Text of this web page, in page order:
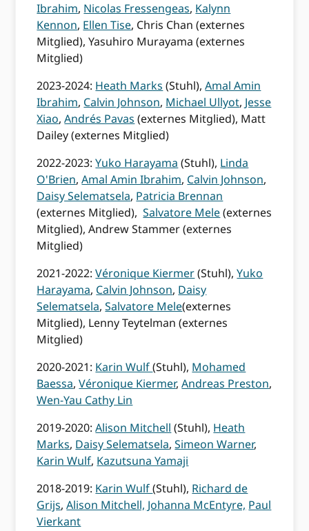
Ibrahim, Nicolas Fressengeas, Kalynn
Kennon, Ellen Tise, Chris Chan (externes
Mitglied), Yasuhiro Murayama (externes
Mitglied)
2023-2024: Heath Marks (Stuhl),Amal Amin
Ibrahim, Calvin Johnson, Michael Ullyot, Jesse
Xiao,Andrés Pavas (externes Mitglied), Matt
Dailey (externes Mitglied)
2022-2023:Yuko Harayama (Stuhl), Linda
O'Brien,Amal Amin Ibrahim, Calvin Johnson,
Daisy Selematsela, Patricia Brennan
(externes Mitglied),Salvatore Mele(externes
Mitglied), Andrew Stammer (externes
Mitglied)
2021-2022:Véronique Kiermer(Stuhl),Yuko
Harayama, Calvin Johnson, Daisy
Selematsela,Salvatore Mele(externes
Mitglied), Lenny Teytelman (externes
Mitglied)
2020-2021: Karin Wulf(Stuhl), Mohamed
Baessa,Véronique Kiermer,Andreas Preston,
Wen-Yau Cathy Lin
2019-2020:Alison Mitchell (Stuhl), Heath
Marks, Daisy Selematsela,Simeon Warner,
Karin Wulf, Kazutsuna Yamaji
2018-2019: Karin Wulf(Stuhl), Richard de
Grijs,Alison Mitchell, Johanna McEntyre, Paul
Vierkant